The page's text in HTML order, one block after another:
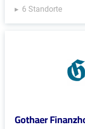
6 Standorte
Gothaer